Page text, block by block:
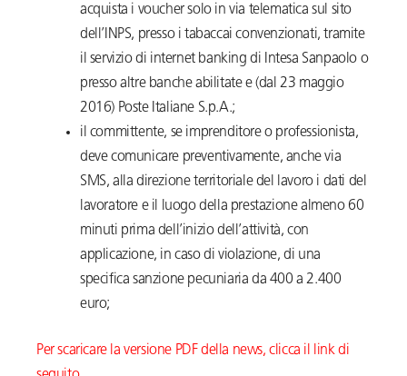
acquista i voucher solo in via telematica sul sito
dell’INPS, presso i tabaccai convenzionati, tramite
il servizio di internet banking di Intesa Sanpaolo o
presso altre banche abilitate e (dal 23 maggio
2016) Poste Italiane S.p.A.;
il committente, se imprenditore o professionista,
deve comunicare preventivamente, anche via
SMS, alla direzione territoriale del lavoro i dati del
lavoratore e il luogo della prestazione almeno 60
minuti prima dell’inizio dell’attività, con
applicazione, in caso di violazione, di una
specifica sanzione pecuniaria da 400 a 2.400
euro;
Per scaricare la versione PDF della news, clicca il link di